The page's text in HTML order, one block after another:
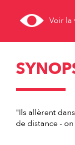
Voir la
"Ils allèrent
de distance -